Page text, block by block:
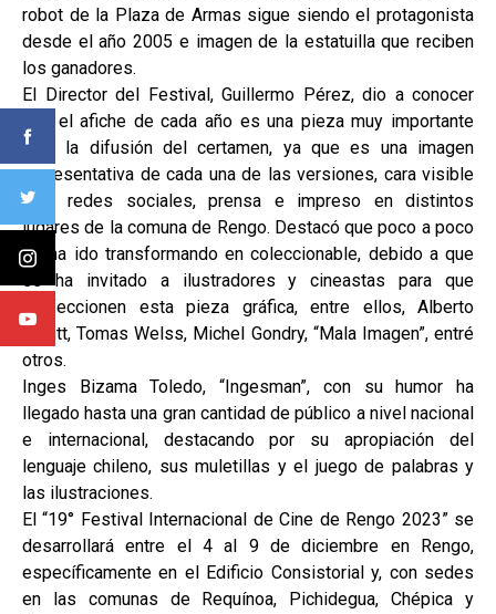
robot de la Plaza de Armas sigue siendo el protagonista
desde el año 2005 e imagen de la estatuilla que reciben
los ganadores.
El Director del Festival, Guillermo Pérez, dio a conocer
que el afiche de cada año es una pieza muy importante
para la difusión del certamen, ya que es una imagen
representativa de cada una de las versiones, cara visible
para redes sociales, prensa e impreso en distintos
lugares de la comuna de Rengo. Destacó que poco a poco
se ha ido transformando en coleccionable, debido a que
se ha invitado a ilustradores y cineastas para que
confeccionen esta pieza gráfica, entre ellos, Alberto
Montt, Tomas Welss, Michel Gondry, “Mala Imagen”, entré
otros.
Inges Bizama Toledo, “Ingesman”, con su humor ha
llegado hasta una gran cantidad de público a nivel nacional
e internacional, destacando por su apropiación del
lenguaje chileno, sus muletillas y el juego de palabras y
las ilustraciones.
El “19° Festival Internacional de Cine de Rengo 2023” se
desarrollará entre el 4 al 9 de diciembre en Rengo,
específicamente en el Edificio Consistorial y, con sedes
en las comunas de Requínoa, Pichidegua, Chépica y